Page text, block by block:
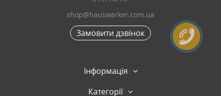
shop@hauswerker.com.ua
Замовити дзвінок
Інформація
Категорії